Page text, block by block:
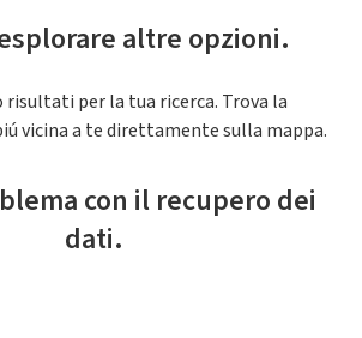
altre opzioni.
per la tua ricerca. Trova la
vicina a te direttamente sulla mappa.
con il recupero dei
dati.